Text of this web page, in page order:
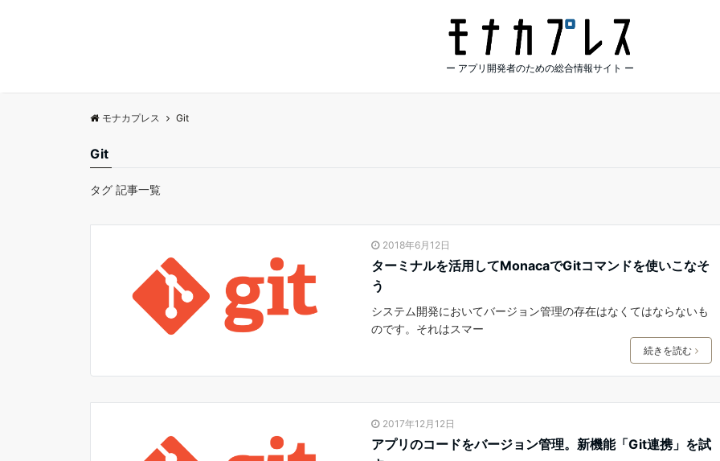
ー アプリ開発者のための総合情報サイト ー
モナカプレス Git
Git
タグ 記事一覧
2018年6月12日
ターミナルを活用してMonacaでGitコマンドを使いこなそ
う
システム開発においてバージョン管理の存在はなくてはならないも
のです。それはスマー
続きを読む
2017年12月12日
アプリのコードをバージョン管理。新機能「Git連携」を試